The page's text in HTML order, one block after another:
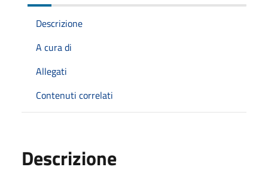
Descrizione
A cura di
Allegati
Contenuti correlati
Descrizione